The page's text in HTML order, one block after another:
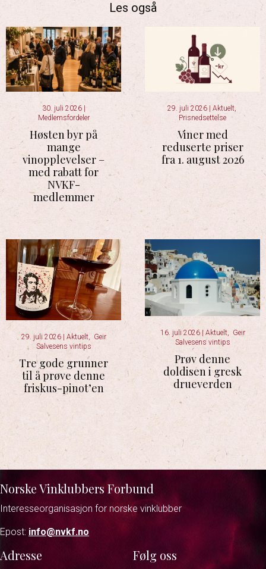
Les også
30. juli 2026
Medlemsfordeler
Høsten byr på
mange
vinopplevelser –
med rabatt for
NVKF-
medlemmer
29. juli 2026 Aktuelt,
Prisnedsettelse
Viner med
reduserte priser
fra 1. august 2026
29. juli 2026 Aktuelt, Geir
Salvesens vintips
Tre gode grunner
til å prøve denne
friskus-pinot’en
16. juli 2026 Aktuelt, Geir
Salvesens vintips
Prøv denne
doldisen i gresk
drueverden
Norske Vinklubbers Forbund
Interesseorganisasjon for norske vinklubber
Epost: info@nvkf.no
Adresse Følg oss